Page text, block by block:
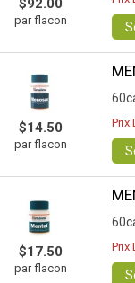
$92.00
par flacon
$14.50
par flacon
Prix
$17.50
par flacon
Prix